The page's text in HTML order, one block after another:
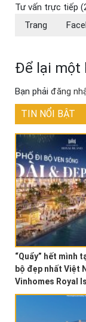
Tư vấn trực tiếp
Trang
Để lại một
Bạn phải đăng
TIN NỔI BẬT
“Quẩy” hết mình
bộ đẹp nhất Việt
Vinhomes Royal